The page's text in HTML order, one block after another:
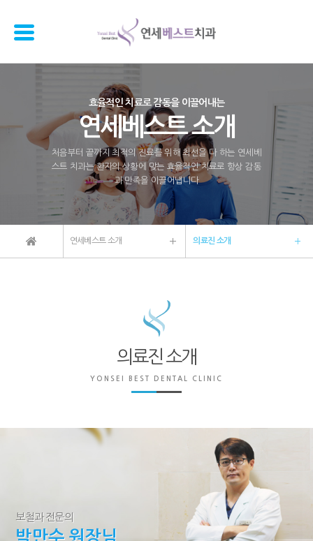
효율적인 치료로 감동을 이끌어내는
연세베스트 소개
처음부터 끝까지 최적의 진료를 위해 최선을 다 하는 연세베
스트 치과는 환자의 상황에 맞는 효율적인 치료로 항상 감동
과 만족을 이끌어냅니다
연세베스트 소개 의료진 소개
의료진 소개
YONSEI BEST DENTAL CLINIC
보철과 전문의
박만수 원장님